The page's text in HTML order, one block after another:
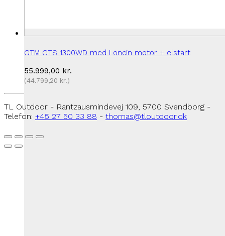
GTM GTS 1300WD med Loncin motor + elstart
55.999,00 kr.
(44.799,20 kr.)
TL Outdoor - Rantzausmindevej 109, 5700 Svendborg -
Telefon: +45 27 50 33 88 - thomas@tloutdoor.dk